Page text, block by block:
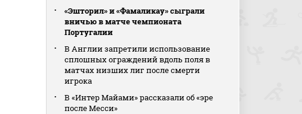
«Эшторил» и «Фамаликау» сыграли
вничью в матче чемпионата
Португалии
В Англии запретили использование
сплошных ограждений вдоль поля в
матчах низших лиг после смерти
игрока
В «Интер Майами» рассказали об «эре
после Месси»